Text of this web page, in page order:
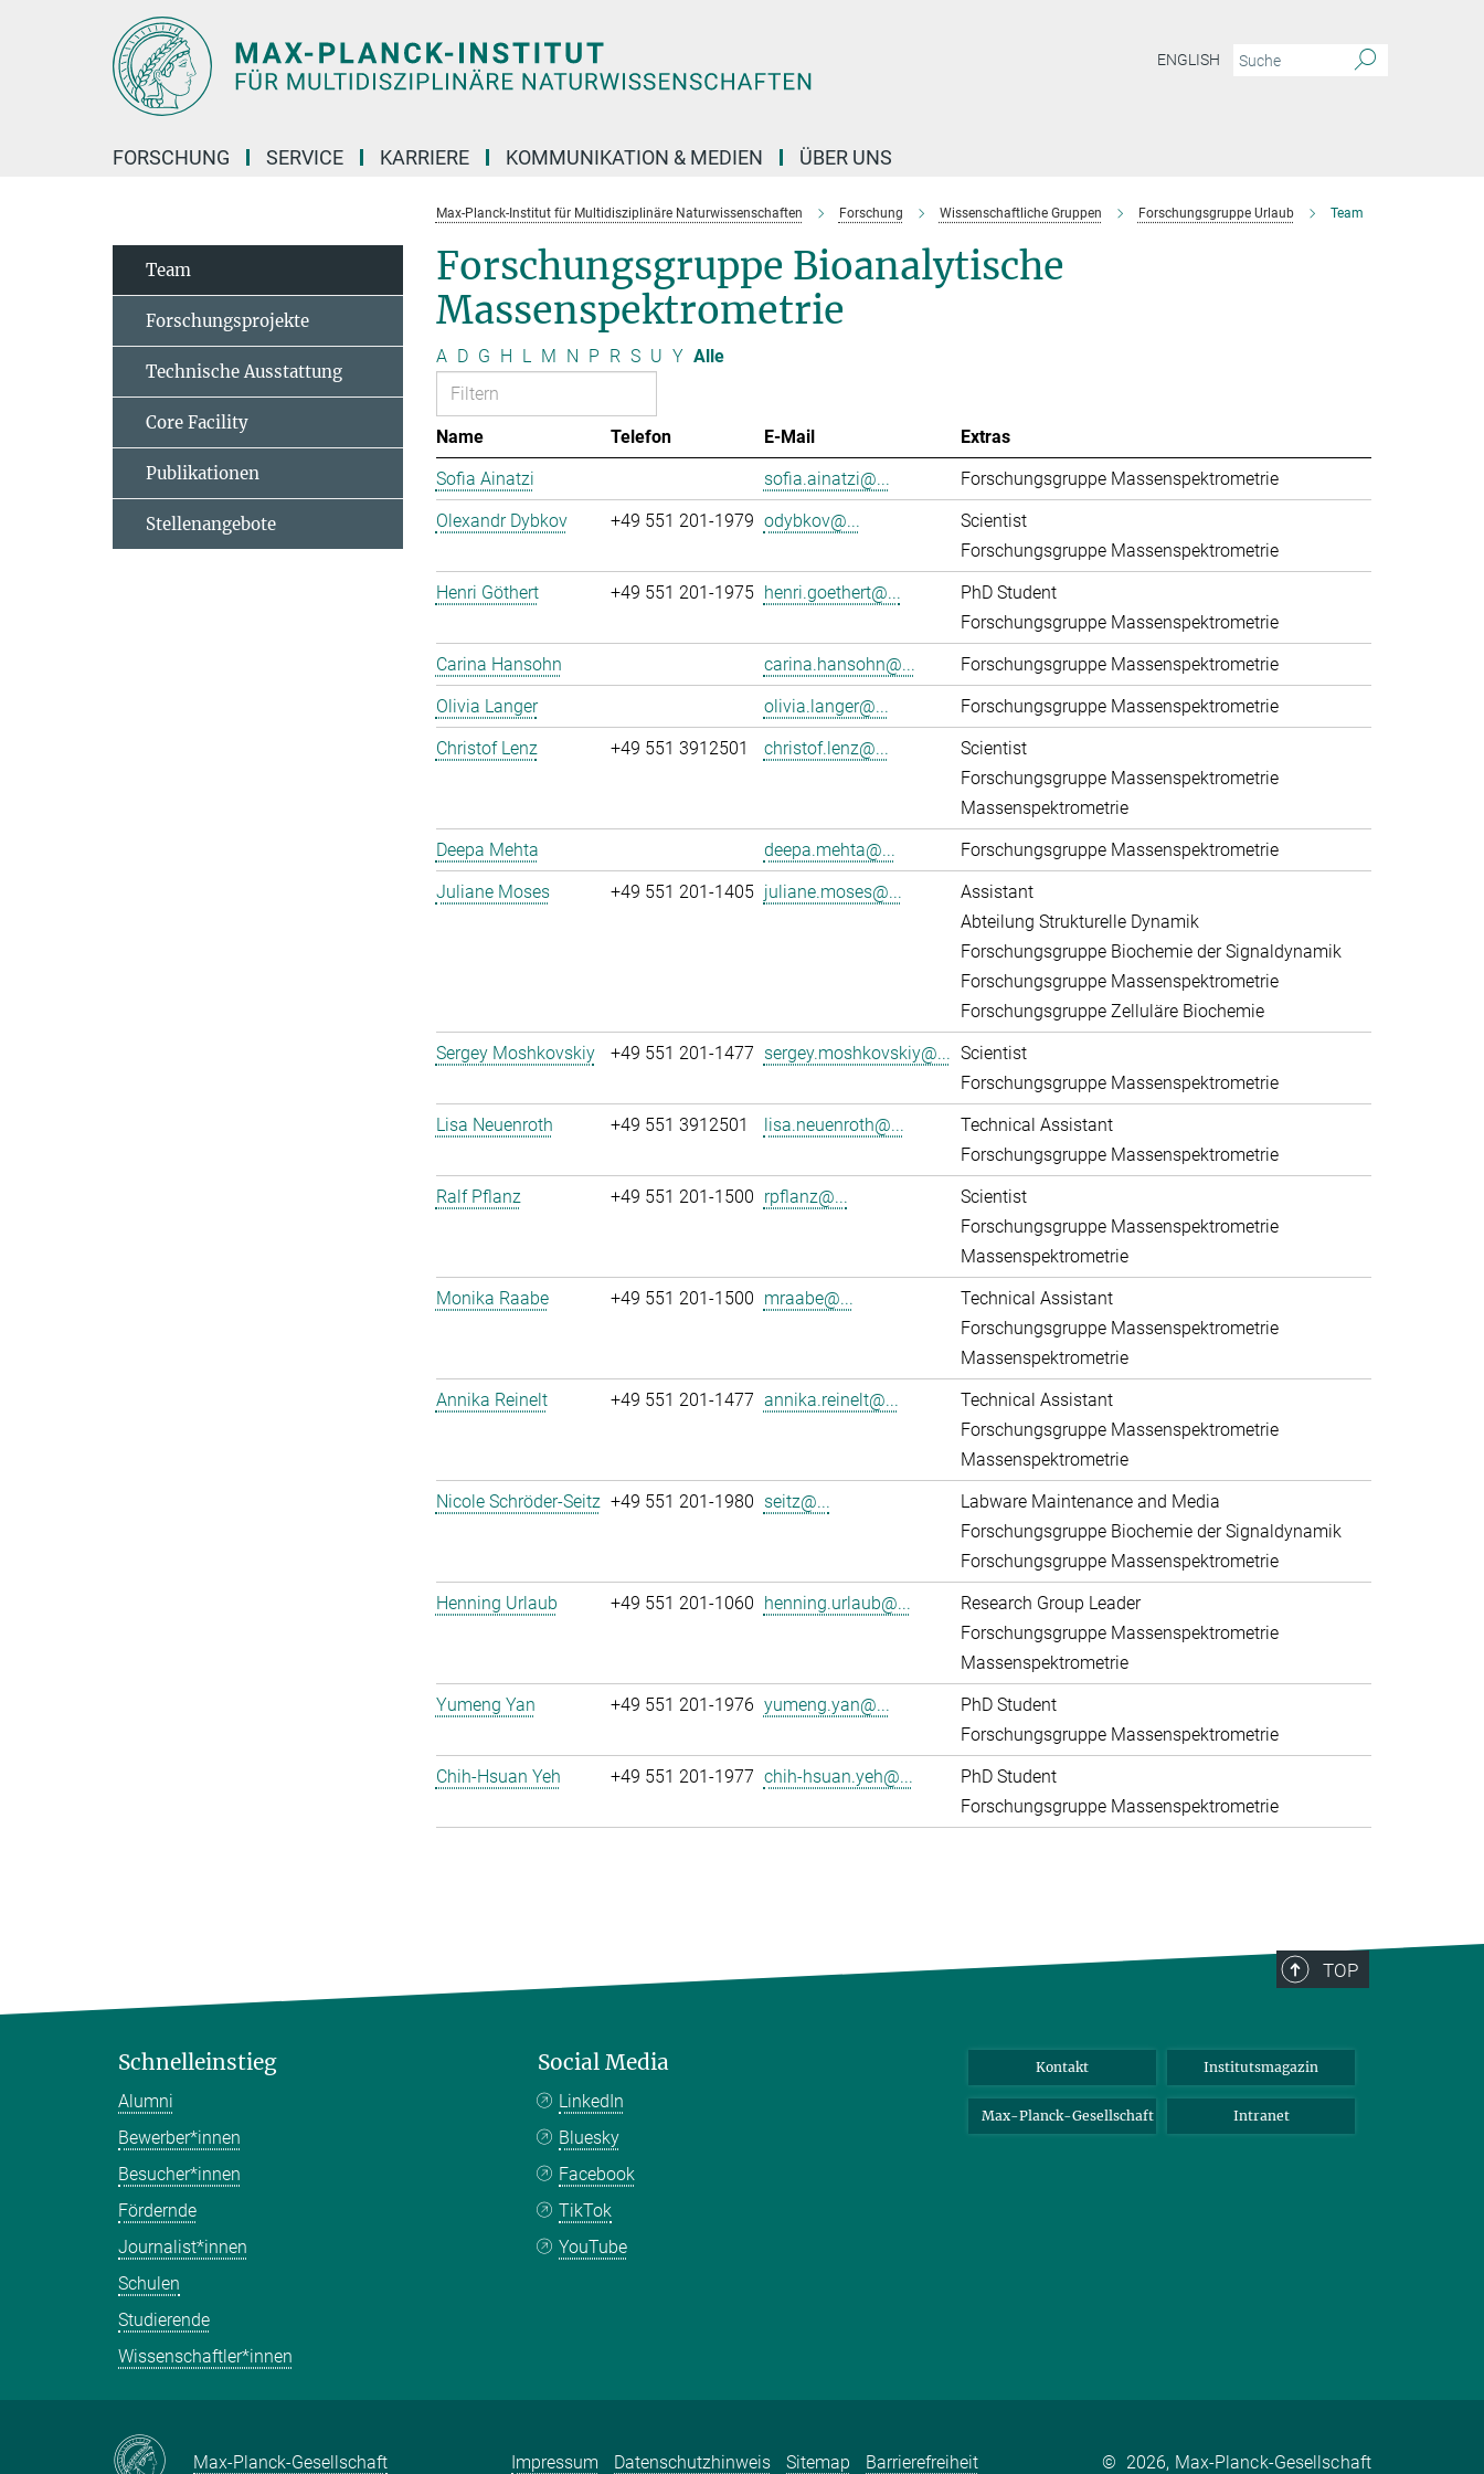
ENGLISH
FORSCHUNG SERVICE KARRIERE KOMMUNIKATION & MEDIEN ÜBER UNS
Max-Planck-Institut für Multidisziplinäre Naturwissenschaften Forschung Wissenschaftliche Gruppen Forschungsgruppe Urlaub Team
Forschungsgruppe Bioanalytische
Massenspektrometrie
A D G H L M N P R S U Y Alle
Name Telefon E-Mail
Extras
Sofia Ainatzi
sofia.ainatzi@...
Forschungsgruppe Massenspektrometrie
Olexandr Dybkov
+49 551 201-1979 odybkov@...
Scientist
Forschungsgruppe Massenspektrometrie
Henri Göthert
+49 551 201-1975 henri.goethert@...
PhD Student
Forschungsgruppe Massenspektrometrie
Carina Hansohn
carina.hansohn@...
Forschungsgruppe Massenspektrometrie
Olivia Langer
olivia.langer@...
Forschungsgruppe Massenspektrometrie
Christof Lenz
+49 551 3912501 christof.lenz@...
Scientist
Forschungsgruppe Massenspektrometrie
Massenspektrometrie
Deepa Mehta
deepa.mehta@...
Forschungsgruppe Massenspektrometrie
Juliane Moses
+49 551 201-1405 juliane.moses@...
Assistant
Abteilung Strukturelle Dynamik
Forschungsgruppe Biochemie der Signaldynamik
Forschungsgruppe Massenspektrometrie
Forschungsgruppe Zelluläre Biochemie
Sergey Moshkovskiy
+49 551 201-1477 sergey.moshkovskiy@... Scientist
Forschungsgruppe Massenspektrometrie
Lisa Neuenroth
+49 551 3912501 lisa.neuenroth@...
Technical Assistant
Forschungsgruppe Massenspektrometrie
Ralf Pflanz
+49 551 201-1500 rpflanz@...
Scientist
Forschungsgruppe Massenspektrometrie
Massenspektrometrie
Monika Raabe
+49 551 201-1500 mraabe@...
Technical Assistant
Forschungsgruppe Massenspektrometrie
Massenspektrometrie
Annika Reinelt
+49 551 201-1477 annika.reinelt@...
Technical Assistant
Forschungsgruppe Massenspektrometrie
Massenspektrometrie
Nicole Schröder-Seitz +49 551 201-1980 seitz@...
Labware Maintenance and Media
Forschungsgruppe Biochemie der Signaldynamik
Forschungsgruppe Massenspektrometrie
Henning Urlaub
+49 551 201-1060 henning.urlaub@...
Research Group Leader
Forschungsgruppe Massenspektrometrie
Massenspektrometrie
Yumeng Yan
+49 551 201-1976 yumeng.yan@...
PhD Student
Forschungsgruppe Massenspektrometrie
Chih-Hsuan Yeh
+49 551 201-1977 chih-hsuan.yeh@...
PhD Student
Forschungsgruppe Massenspektrometrie
Team
Forschungsprojekte
Technische Ausstattung
Core Facility
Publikationen
Stellenangebote
TOP
Schnelleinstieg
Alumni
Bewerber*innen
Besucher*innen
Fördernde
Journalist*innen
Schulen
Studierende
Wissenschaftler*innen
Social Media
LinkedIn
Bluesky
Facebook
TikTok
YouTube
Kontakt Institutsmagazin
Max-Planck-Gesellschaft Intranet
Max-Planck-Gesellschaft Impressum Datenschutzhinweis Sitemap Barrierefreiheit © 2026, Max-Planck-Gesellschaft